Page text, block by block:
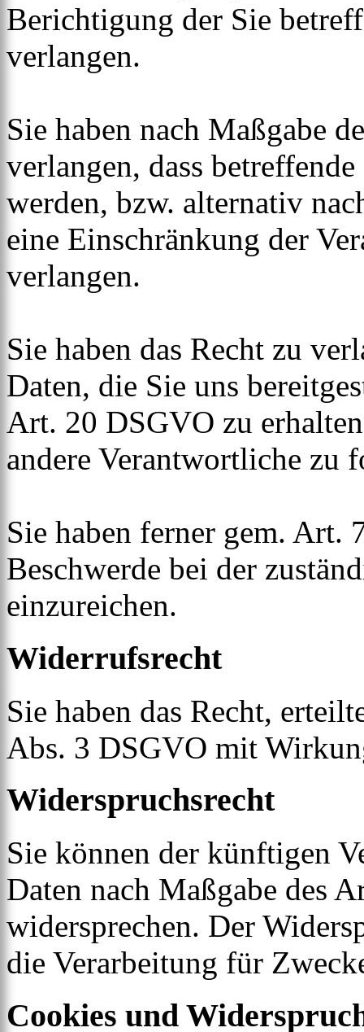
Berichtigung der Sie
verlangen.
Sie haben nach Maßgabe
verlangen, dass
werden, bzw. alternativ
eine Einschränkung der
verlangen.
Sie haben das Recht zu
Daten, die Sie uns
Art. 20 DSGVO zu
andere Verantwortliche zu
Sie haben ferner gem. Art.
Beschwerde bei der
einzureichen.
Widerrufsrecht
Sie haben das Recht,
Abs. 3 DSGVO mit
Widerspruchsrecht
Sie können der künftigen
Daten nach Maßgabe des
widersprechen. Der
die Verarbeitung für
Cookies und